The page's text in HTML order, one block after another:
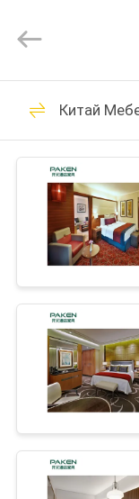
ДОМ
НАС
ФАБРИКИ
ПРОВЕРКА
КАЧЕСТВА
Reserved.
Китай